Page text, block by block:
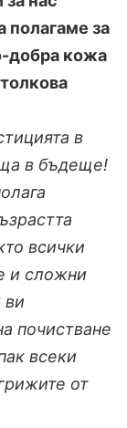
за
добра кожа
в
в бъдеще!
всички
и сложни
ви
почистване
всеки
от